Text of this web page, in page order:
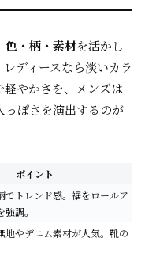
色・柄・素材を活かし
ディースなら淡いカラ
やかさを、メンズは
っぽさを演出するのが
ポイント
でトレンド感。裾をロールア
調。
地やデニム素材が人気。靴の